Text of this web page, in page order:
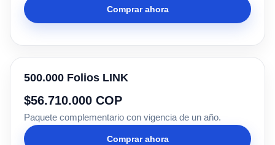
Comprar ahora
500.000 Folios LINK
$56.710.000 COP
Paquete complementario con vigencia de un año.
Comprar ahora